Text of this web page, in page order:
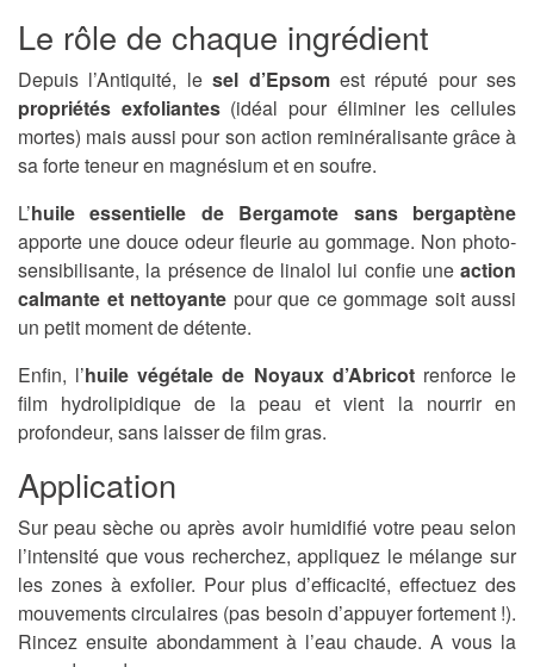
Le rôle de chaque ingrédient
Depuis l’Antiquité, lesel d’Epsomest réputé pour ses
propriétés exfoliantes(idéal pour éliminer les cellules
mortes) mais aussi pour son action reminéralisante grâce à
sa forte teneur en magnésium et en soufre.
L’huile essentielle de Bergamote sans bergaptène
apporte une douce odeur fleurie au gommage. Non photo­
sensibilisante, la présence de linalol lui confie une action
calmante et nettoyante pour que ce gommage soit aussi
un petit moment de détente.
Enfin, l’huile végétale de Noyaux d’Abricotrenforce le
film hydrolipidique de la peau et vient la nourrir en
profondeur, sans laisser de film gras.
Application
Sur peau sèche ou après avoir humidifié votre peau selon
l’intensité que vous recherchez, appliquez le mélange sur
les zones à exfolier. Pour plus d’efficacité, e​ffectuez des
mouvements circulaires (​pas besoin d’appuyer fortement !).
Rincez ensuite abondamment à l’eau chaude. A vous la